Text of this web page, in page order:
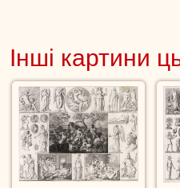
Інші картини